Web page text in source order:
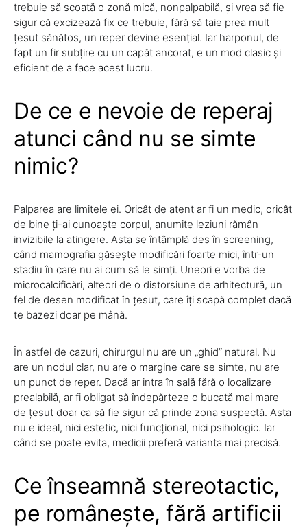
trebuie să scoată o zonă mică, nonpalpabilă, și vrea să fie
sigur că excizează fix ce trebuie, fără să taie prea mult
țesut sănătos, un reper devine esențial. Iar harponul, de
fapt un fir subțire cu un capăt ancorat, e un mod clasic și
eficient de a face acest lucru.
De ce e nevoie de reperaj
atunci când nu se simte
nimic?
Palparea are limitele ei. Oricât de atent ar fi un medic, oricât
de bine ți-ai cunoaște corpul, anumite leziuni rămân
invizibile la atingere. Asta se întâmplă des în screening,
când mamografia găsește modificări foarte mici, într-un
stadiu în care nu ai cum să le simți. Uneori e vorba de
microcalcificări, alteori de o distorsiune de arhitectură, un
fel de desen modificat în țesut, care îți scapă complet dacă
te bazezi doar pe mână.
În astfel de cazuri, chirurgul nu are un „ghid” natural. Nu
are un nodul clar, nu are o margine care se simte, nu are
un punct de reper. Dacă ar intra în sală fără o localizare
prealabilă, ar fi obligat să îndepărteze o bucată mai mare
de țesut doar ca să fie sigur că prinde zona suspectă. Asta
nu e ideal, nici estetic, nici funcțional, nici psihologic. Iar
când se poate evita, medicii preferă varianta mai precisă.
Ce înseamnă stereotactic,
pe românește, fără artificii